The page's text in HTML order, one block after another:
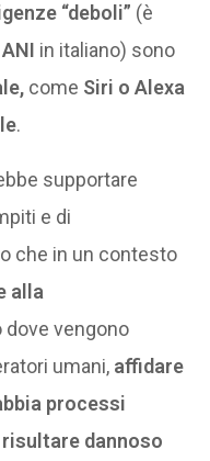
“deboli” (è
ANI in italiano) sono
come Siri o Alexa
.
supportare
e di
che in un contesto
alla
dove vengono
umani, affidare
processi
dannoso